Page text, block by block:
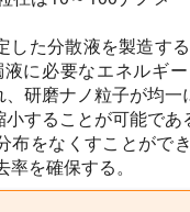
した分散液を製造す
に必要なエネルギ
研磨ナノ粒子が均一
することが可能で
布をなくすことがで
を確保する。